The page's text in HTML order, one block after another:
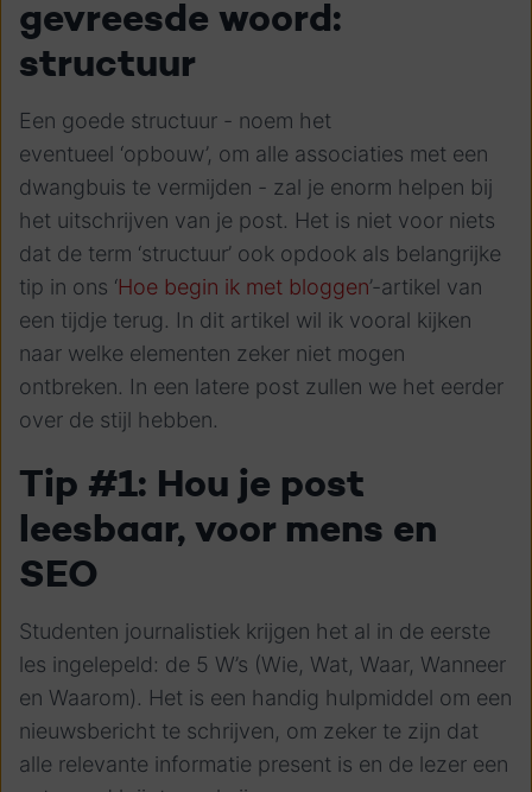
gevreesde woord:
structuur
Een goede structuur - noem het
eventueel ‘opbouw’, om alle associaties met een
dwangbuis te vermijden - zal je enorm helpen bij
het uitschrijven van je post. Het is niet voor niets
dat de term ‘structuur’ ook opdook als belangrijke
tip in ons ‘Hoe begin ik met bloggen’-artikel van
een tijdje terug. In dit artikel wil ik vooral kijken
naar welke elementen zeker niet mogen
ontbreken. In een latere post zullen we het eerder
over de stijl hebben.
Tip #1: Hou je post
leesbaar, voor mens en
SEO
Studenten journalistiek krijgen het al in de eerste
les ingelepeld: de 5 W’s (Wie, Wat, Waar, Wanneer
en Waarom). Het is een handig hulpmiddel om een
nieuwsbericht te schrijven, om zeker te zijn dat
alle relevante informatie present is en de lezer een